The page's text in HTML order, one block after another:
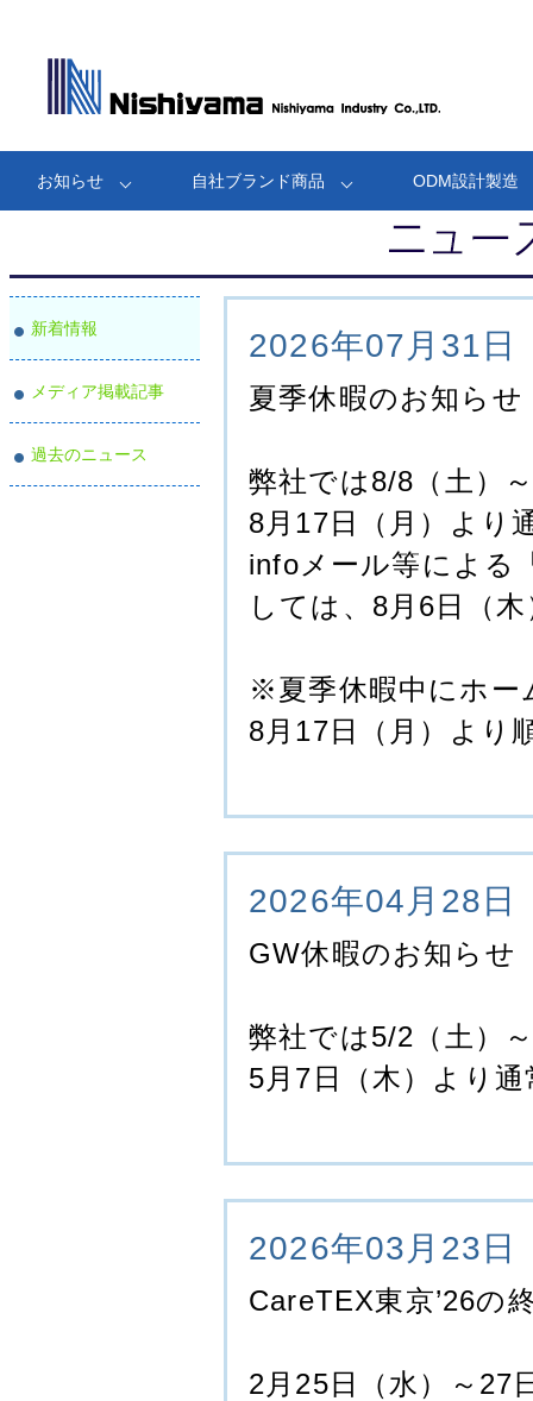
お知らせ 自社ブランド商品 ODM設計製造
新着情報
メディア掲載記事
過去のニュース
2026年07月31日
夏季休暇のお知らせ
弊社では8/8（土）
8月17日（月）より
infoメール等による
しては、8月6日（
※夏季休暇中にホー
8月17日（月）より
2026年04月28日
GW休暇のお知らせ
弊社では5/2（土）
5月7日（木）より
2026年03月23日
CareTEX東京’26の
2月25日（水）～27